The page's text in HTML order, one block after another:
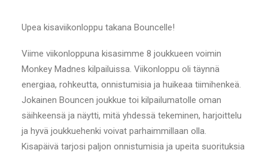
Upea kisaviikonloppu takana Bouncelle!
Viime viikonloppuna kisasimme 8 joukkueen voimin
Monkey Madnes kilpailuissa. Viikonloppu oli täynnä
energiaa, rohkeutta, onnistumisia ja huikeaa tiimihenkeä.
Jokainen Bouncen joukkue toi kilpailumatolle oman
säihkeensä ja näytti, mitä yhdessä tekeminen, harjoittelu
ja hyvä joukkuehenki voivat parhaimmillaan olla.
Kisapäivä tarjosi paljon onnistumisia ja upeita suorituksia